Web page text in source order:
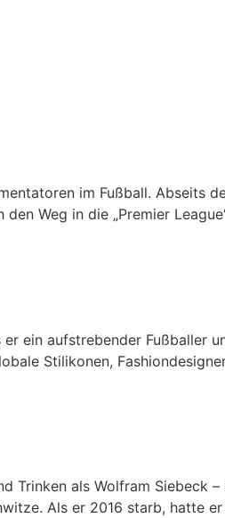
im Fußball. Abseits
Weg in die „Premier
ein aufstrebender Fußballer
Stilikonen,
Trinken als Wolfram Siebeck
Als er 2016 starb, hatte